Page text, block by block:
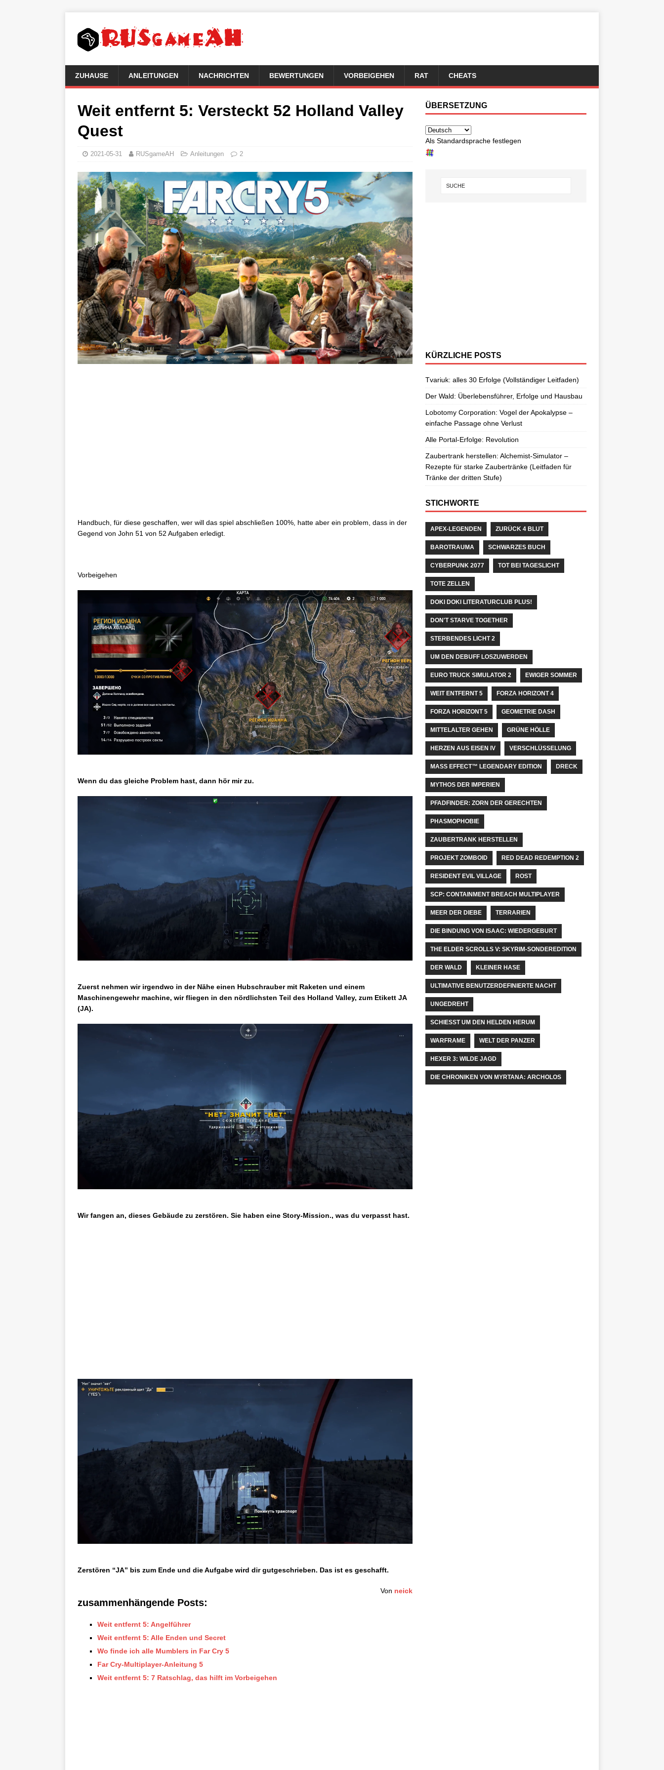
ZUHAUSE ANLEITUNGEN NACHRICHTEN BEWERTUNGEN VORBEIGEHEN RAT CHEATS
Weit entfernt 5: Versteckt 52 Holland Valley
Quest
2021-05-31 RUSgameAH Anleitungen 2
Handbuch, für diese geschaffen, wer will das spiel abschließen 100%, hatte aber ein problem, dass in der
Gegend von John 51 von 52 Aufgaben erledigt.
Vorbeigehen
Wenn du das gleiche Problem hast, dann hör mir zu.
Zuerst nehmen wir irgendwo in der Nähe einen Hubschrauber mit Raketen und einem
Maschinengewehr machine, wir fliegen in den nördlichsten Teil des Holland Valley, zum Etikett JA
(JA).
Wir fangen an, dieses Gebäude zu zerstören. Sie haben eine Story-Mission., was du verpasst hast.
Zerstören “JA” bis zum Ende und die Aufgabe wird dir gutgeschrieben. Das ist es geschafft.
Von neick
zusammenhängende Posts:
Weit entfernt 5: Angelführer
Weit entfernt 5: Alle Enden und Secret
Wo finde ich alle Mumblers in Far Cry 5
Far Cry-Multiplayer-Anleitung 5
Weit entfernt 5: 7 Ratschlag, das hilft im Vorbeigehen
ÜBERSETZUNG
Als Standardsprache festlegen
KÜRZLICHE POSTS
Tvariuk: alles 30 Erfolge (Vollständiger Leitfaden)
Der Wald: Überlebensführer, Erfolge und Hausbau
Lobotomy Corporation: Vogel der Apokalypse –
einfache Passage ohne Verlust
Alle Portal-Erfolge: Revolution
Zaubertrank herstellen: Alchemist-Simulator –
Rezepte für starke Zaubertränke (Leitfaden für
Tränke der dritten Stufe)
STICHWORTE
APEX-LEGENDEN ZURÜCK 4 BLUT
BAROTRAUMA SCHWARZES BUCH
CYBERPUNK 2077 TOT BEI TAGESLICHT
TOTE ZELLEN
DOKI DOKI LITERATURCLUB PLUS!
DON'T STARVE TOGETHER
STERBENDES LICHT 2
UM DEN DEBUFF LOSZUWERDEN
EURO TRUCK SIMULATOR 2 EWIGER SOMMER
WEIT ENTFERNT 5 FORZA HORIZONT 4
FORZA HORIZONT 5 GEOMETRIE DASH
MITTELALTER GEHEN GRÜNE HÖLLE
HERZEN AUS EISEN IV VERSCHLÜSSELUNG
MASS EFFECT™ LEGENDARY EDITION DRECK
MYTHOS DER IMPERIEN
PFADFINDER: ZORN DER GERECHTEN
PHASMOPHOBIE
ZAUBERTRANK HERSTELLEN
PROJEKT ZOMBOID RED DEAD REDEMPTION 2
RESIDENT EVIL VILLAGE ROST
SCP: CONTAINMENT BREACH MULTIPLAYER
MEER DER DIEBE TERRARIEN
DIE BINDUNG VON ISAAC: WIEDERGEBURT
THE ELDER SCROLLS V: SKYRIM-SONDEREDITION
DER WALD KLEINER HASE
ULTIMATIVE BENUTZERDEFINIERTE NACHT
UNGEDREHT
SCHIESST UM DEN HELDEN HERUM
WARFRAME WELT DER PANZER
HEXER 3: WILDE JAGD
DIE CHRONIKEN VON MYRTANA: ARCHOLOS